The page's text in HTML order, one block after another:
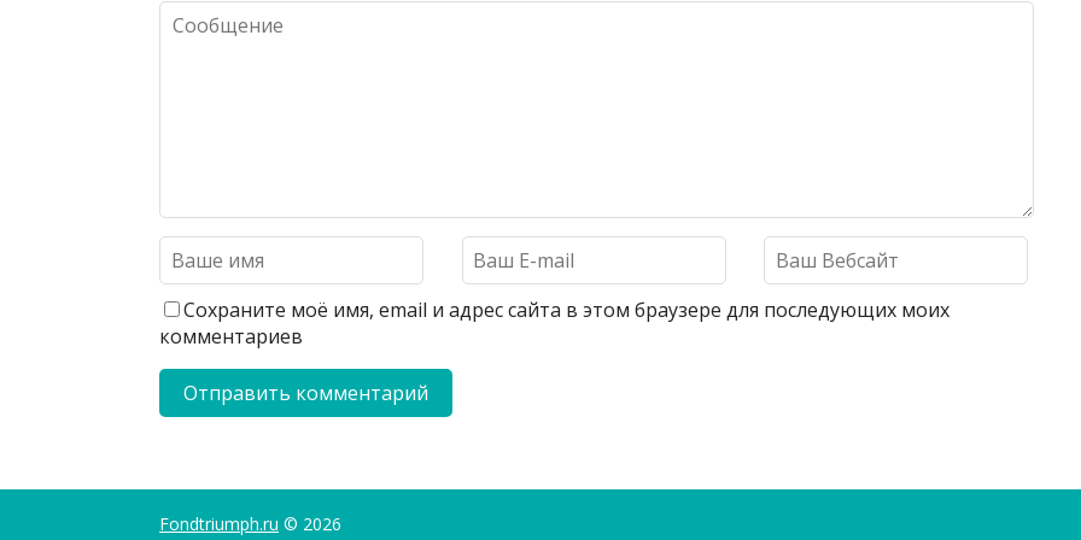
Сохраните моё имя, email и адрес сайта в этом браузере для последующих моих
комментариев
Fondtriumph.ru © 2026